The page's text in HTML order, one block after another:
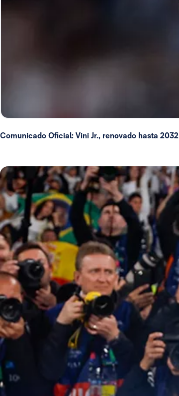
Comunicado Oficial: Vini Jr., renovado hasta 2032